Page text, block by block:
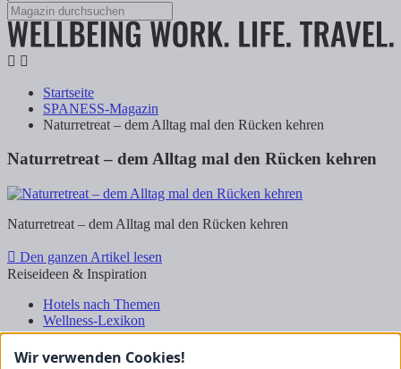
Startseite
SPANESS-Magazin
Naturretreat – dem Alltag mal den Rücken kehren
Naturretreat – dem Alltag mal den Rücken kehren
Naturretreat – dem Alltag mal den Rücken kehren
Den ganzen Artikel lesen
Reiseideen & Inspiration
Hotels nach Themen
Wellness-Lexikon
Business-Lexikon
Urlaubsregionen in Deutschland
Wir verwenden Cookies!